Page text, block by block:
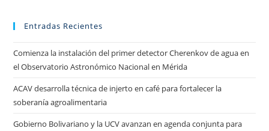
Entradas Recientes
Comienza la instalación del primer detector Cherenkov de agua en
el Observatorio Astronómico Nacional en Mérida
ACAV desarrolla técnica de injerto en café para fortalecer la
soberanía agroalimentaria
Gobierno Bolivariano y la UCV avanzan en agenda conjunta para